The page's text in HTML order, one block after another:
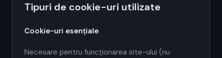
Tipuri de cookie-uri utilizate
Cookie-uri esențiale
Necesare pentru funcționarea site-ului (nu